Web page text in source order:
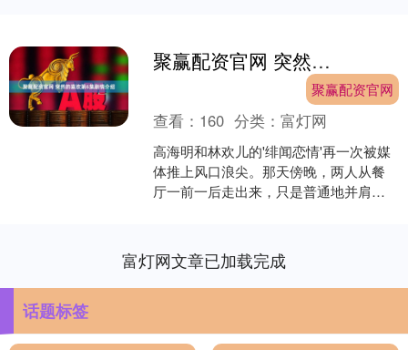
聚赢配资官网 突然的喜欢第6集剧情介绍
聚赢配资官网
查看： 160 分类：富灯网
高海明和林欢儿的'绯闻恋情'再一次被媒
体推上风口浪尖。那天傍晚，两人从餐
厅一前一后走出来，只是普通地并肩走
富灯网文章已加载完成
话题标签